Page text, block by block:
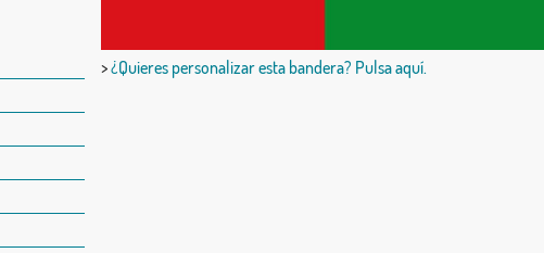
>¿Quieres personalizar esta bandera? Pulsa aquí.